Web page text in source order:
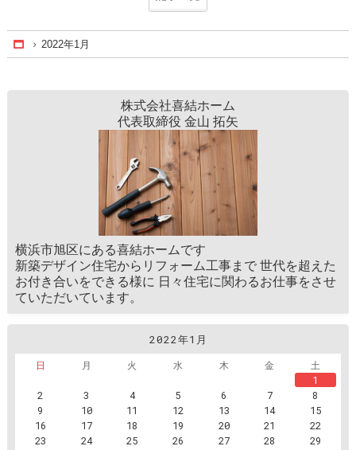
Home
2022年1月
株式会社喜結ホーム
代表取締役 金山 拓矢
横浜市旭区にある喜結ホームです
新築デザイン住宅からリフォーム工事まで 世代を超えた
お付き合いをできる様に 日々住宅に関わるお仕事をさせ
ていただいています。
2022年1月
日
月 火 水 木 金
土
1
2
3 4 5 6 7
8
9
10 11 12 13 14
15
16
17 18 19 20 21
22
23
24 25 26 27 28
29